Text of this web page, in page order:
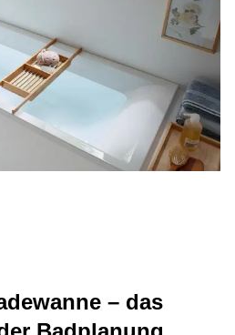
– das